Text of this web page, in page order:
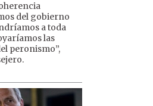
del gobierno
a toda
las
peronismo”,